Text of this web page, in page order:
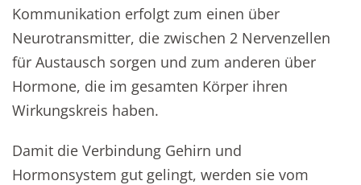
Kommunikation erfolgt zum einen über
Neurotransmitter, die zwischen 2 Nervenzellen
für Austausch sorgen und zum anderen über
Hormone, die im gesamten Körper ihren
Wirkungskreis haben.
Damit die Verbindung Gehirn und
Hormonsystem gut gelingt, werden sie vom